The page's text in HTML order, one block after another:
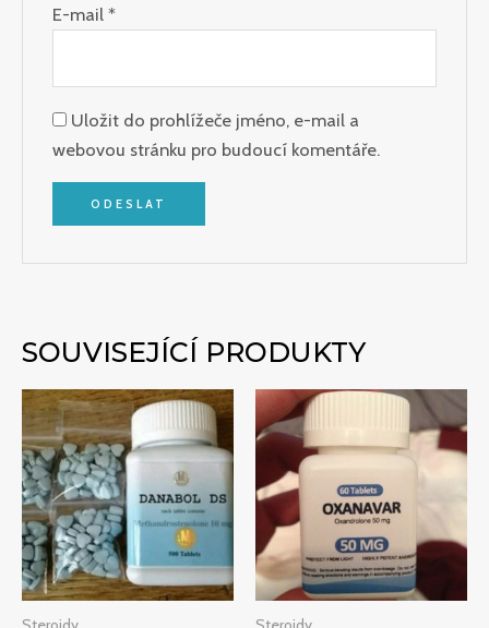
E-mail*
Uložit do prohlížeče jméno, e-mail a
webovou stránku pro budoucí komentáře.
SOUVISEJÍCÍ PRODUKTY
Rozpětí
cen:
€250.00
až
€2,250.00
Rozpětí
cen:
€255.00
až
€1,050.00